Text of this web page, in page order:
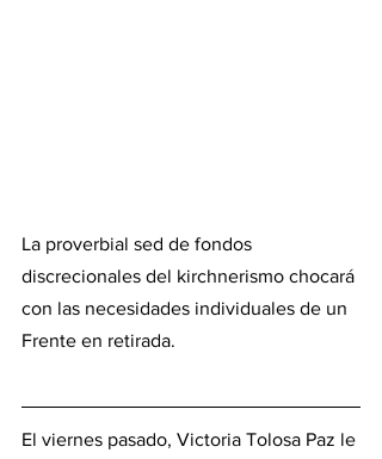
La proverbial sed de fondos
discrecionales del kirchnerismo chocará
con las necesidades individuales de un
Frente en retirada.
El viernes pasado, Victoria Tolosa Paz le